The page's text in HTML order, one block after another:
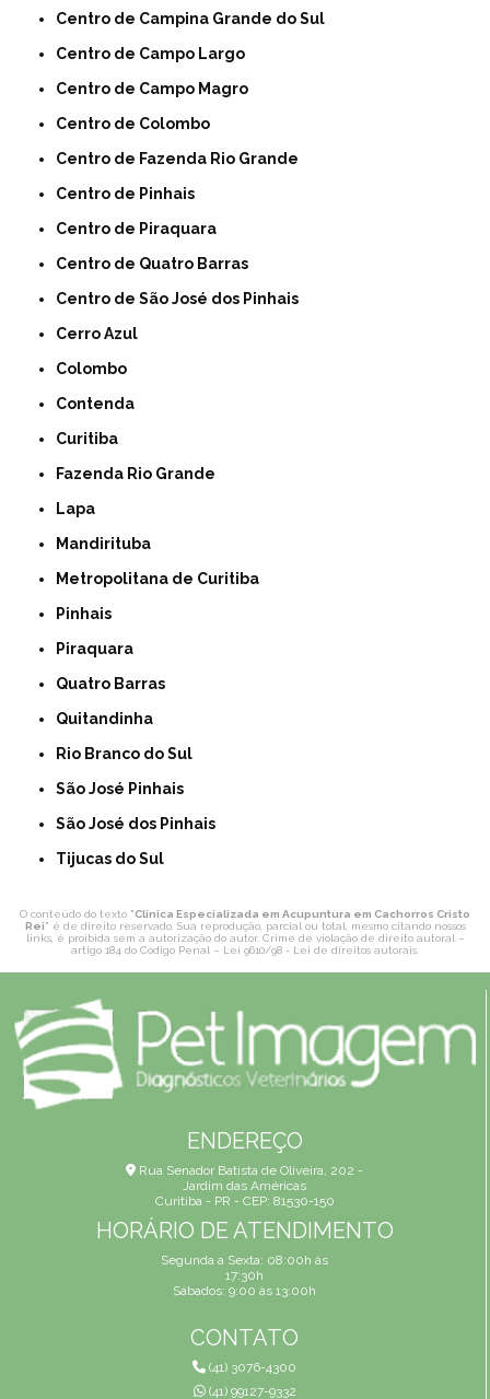
Centro de Campina Grande do Sul
Centro de Campo Largo
Centro de Campo Magro
Centro de Colombo
Centro de Fazenda Rio Grande
Centro de Pinhais
Centro de Piraquara
Centro de Quatro Barras
Centro de São José dos Pinhais
Cerro Azul
Colombo
Contenda
Curitiba
Fazenda Rio Grande
Lapa
Mandirituba
Metropolitana de Curitiba
Pinhais
Piraquara
Quatro Barras
Quitandinha
Rio Branco do Sul
São José Pinhais
São José dos Pinhais
Tijucas do Sul
O conteúdo do texto "Clinica Especializada em Acupuntura em Cachorros Cristo
Rei" é de direito reservado. Sua reprodução, parcial ou total, mesmo citando nossos
links, é proibida sem a autorização do autor. Crime de violação de direito autoral –
artigo 184 do Código Penal – Lei 9610/98 - Lei de direitos autorais
ENDEREÇO
Rua Senador Batista de Oliveira, 202 -
Jardim das Américas
Curitiba - PR - CEP: 81530-150
HORÁRIO DE ATENDIMENTO
Segunda a Sexta: 08:00h às
17:30h
Sábados: 9:00 às 13:00h
CONTATO
(41) 3076-4300
(41) 99127-9332